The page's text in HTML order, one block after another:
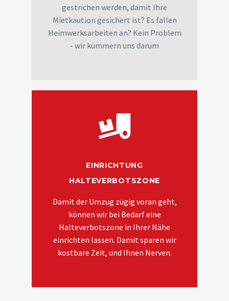
gestrichen werden, damit Ihre
Mietkaution gesichert ist? Es fallen
Heimwerksarbeiten an? Kein Problem
- wir kümmern uns darum
EINRICHTUNG
HALTEVERBOTSZONE
Damit der Umzug zügig voran geht,
können wir bei Bedarf eine
Halteverbotszone in Ihrer Nähe
einrichten lassen. Damit sparen wir
kostbare Zeit, und Ihnen Nerven.